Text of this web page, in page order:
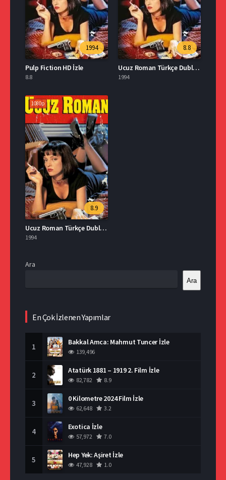
1994
Pulp Fiction HD İzle
8.8
8.8
Ucuz Roman Türkçe Dublaj Full İzle
1994
1080p
8.9
Ucuz Roman Türkçe Dublaj Full İzle
1994
Ara
Ara
En Çok İzlenen Yapımlar
1 Bakkal Amca: Mahmut Tuncer İzle
139,496
2 Atatürk 1881 – 1919 2. Film İzle
82,782 8.9
3 0 Kilometre 2024 Film İzle
62,648 3.2
4 Exotica İzle
57,972 7.0
5 Hep Yek: Aşiret İzle
47,928 1.0